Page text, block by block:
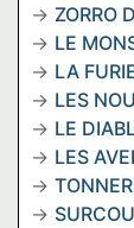
ZORRO
LE
LA
LES
LE
LES